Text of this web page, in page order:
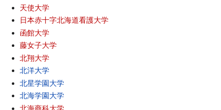
天使大学
日本赤十字北海道看護大学
函館大学
藤女子大学
北翔大学
北洋大学
北星学園大学
北海学園大学
北海商科大学